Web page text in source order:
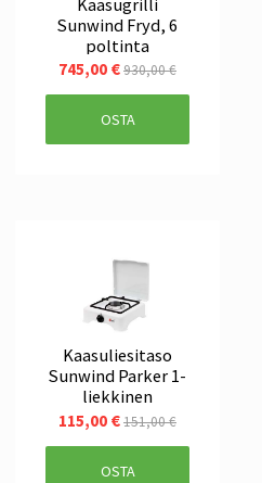
Sunwind Fryd, 6
poltinta
745,00 €930,00 €
OSTA
Kaasuliesitaso
Sunwind Parker 1-
liekkinen
115,00 €151,00 €
OSTA